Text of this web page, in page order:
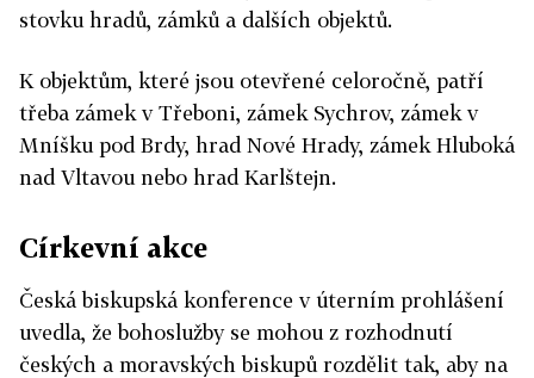
stovku hradů, zámků a dalších objektů.
K objektům, které jsou otevřené celoročně, patří
třeba zámek v Třeboni, zámek Sychrov, zámek v
Mníšku pod Brdy, hrad Nové Hrady, zámek Hluboká
nad Vltavou nebo hrad Karlštejn.
Církevní akce
Česká biskupská konference v úterním prohlášení
uvedla, že bohoslužby se mohou z rozhodnutí
českých a moravských biskupů rozdělit tak, aby na